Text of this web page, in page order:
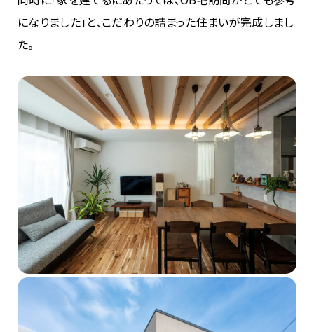
になりました」と、こだわりの詰まった住まいが完成しまし
た。